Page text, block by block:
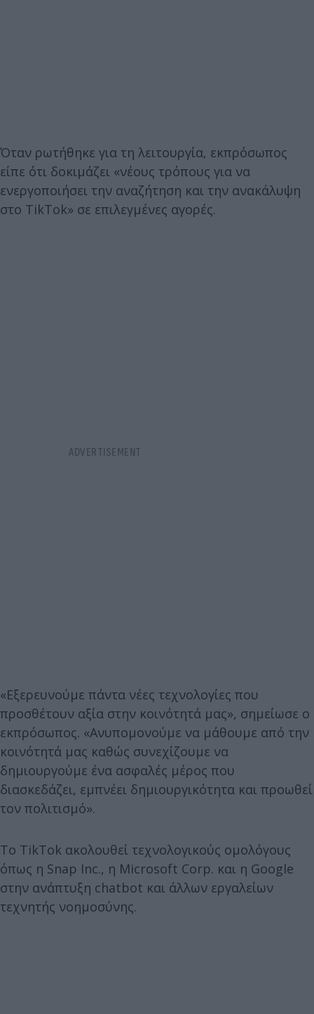
Όταν ρωτήθηκε για τη λειτουργία, εκπρόσωπος
είπε ότι δοκιμάζει «νέους τρόπους για να
ενεργοποιήσει την αναζήτηση και την ανακάλυψη
στο TikTok» σε επιλεγμένες αγορές.
«Εξερευνούμε πάντα νέες τεχνολογίες που
προσθέτουν αξία στην κοινότητά μας», σημείωσε ο
εκπρόσωπος. «Ανυπομονούμε να μάθουμε από την
κοινότητά μας καθώς συνεχίζουμε να
δημιουργούμε ένα ασφαλές μέρος που
διασκεδάζει, εμπνέει δημιουργικότητα και προωθεί
τον πολιτισμό».
Το TikTok ακολουθεί τεχνολογικούς ομολόγους
όπως η Snap Inc., η Microsoft Corp. και η Google
στην ανάπτυξη chatbot και άλλων εργαλείων
τεχνητής νοημοσύνης.